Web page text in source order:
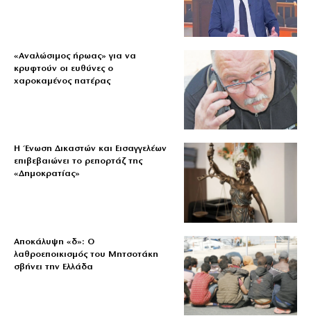
«Aναλώσιμος ήρωας» για να
κρυφτούν οι ευθύνες ο
χαροκαμένος πατέρας
Η Ένωση Δικαστών και Εισαγγελέων
επιβεβαιώνει το ρεπορτάζ της
«Δημοκρατίας»
Αποκάλυψη «δ»: Ο
λαθροεποικισμός του Μητσοτάκη
σβήνει την Ελλάδα